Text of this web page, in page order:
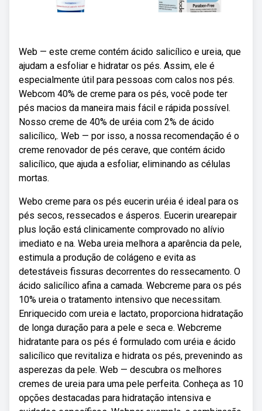
Web — este creme contém ácido salicílico e ureia, que
ajudam a esfoliar e hidratar os pés. Assim, ele é
especialmente útil para pessoas com calos nos pés.
Webcom 40% de creme para os pés, você pode ter
pés macios da maneira mais fácil e rápida possível.
Nosso creme de 40% de uréia com 2% de ácido
salicílico,. Web — por isso, a nossa recomendação é o
creme renovador de pés cerave, que contém ácido
salicílico, que ajuda a esfoliar, eliminando as células
mortas.
Webo creme para os pés eucerin uréia é ideal para os
pés secos, ressecados e ásperos. Eucerin urearepair
plus loção está clinicamente comprovado no alívio
imediato e na. Weba ureia melhora a aparência da pele,
estimula a produção de colágeno e evita as
detestáveis fissuras decorrentes do ressecamento. O
ácido salicílico afina a camada. Webcreme para os pés
10% ureia o tratamento intensivo que necessitam.
Enriquecido com ureia e lactato, proporciona hidratação
de longa duração para a pele e seca e. Webcreme
hidratante para os pés é formulado com uréia e ácido
salicílico que revitaliza e hidrata os pés, prevenindo as
asperezas da pele. Web — descubra os melhores
cremes de ureia para uma pele perfeita. Conheça as 10
opções destacadas para hidratação intensiva e